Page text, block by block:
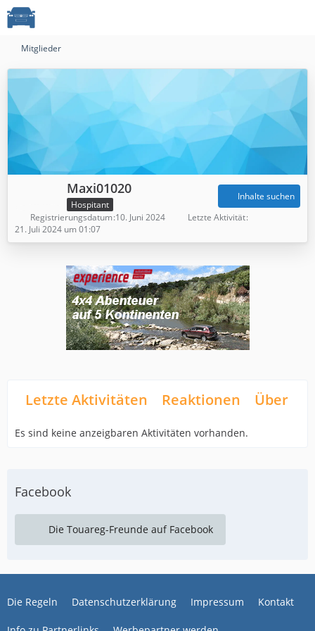
Mitglieder
Maxi01020
Hospitant
Inhalte suchen
Registrierungsdatum 10. Juni 2024
Letzte Aktivität
21. Juli 2024 um 01:07
Letzte Aktivitäten Reaktionen Über
Es sind keine anzeigbaren Aktivitäten vorhanden.
Facebook
Die Touareg-Freunde auf Facebook
Die Regeln Datenschutzerklärung Impressum Kontakt